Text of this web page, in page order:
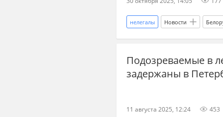
нелегалы Новости
контрабанда сигареты
Союзное государство
Подозреваемые в
задержаны в
11 августа 2025, 12:24 453